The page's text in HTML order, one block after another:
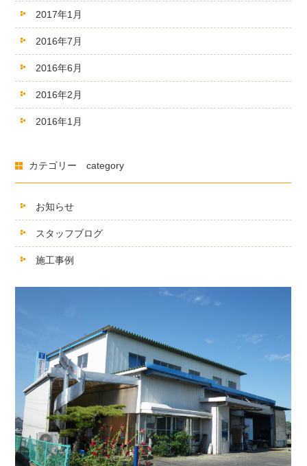
2017年1月
2016年7月
2016年6月
2016年2月
2016年1月
カテゴリー category
お知らせ
スタッフブログ
施工事例